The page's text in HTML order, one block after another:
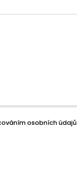
osobních údajů